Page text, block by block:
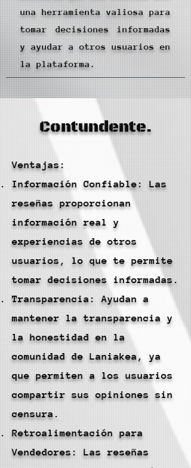
una herramienta valiosa para
tomar decisiones informadas
y ayudar a otros usuarios en
la plataforma.
Contundente.
Ventajas:
Información Confiable: Las
reseñas proporcionan
información real y
experiencias de otros
usuarios, lo que te permite
tomar decisiones informadas.
Transparencia: Ayudan a
mantener la transparencia y
la honestidad en la
comunidad de Laniakea, ya
que permiten a los usuarios
compartir sus opiniones sin
censura.
Retroalimentación para
Vendedores: Las reseñas